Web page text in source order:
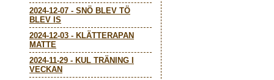
2024-12-07 - SNÖ BLEV TÖ
BLEV IS
2024-12-03 - KLÄTTERAPAN
MATTE
2024-11-29 - KUL TRÄNING I
VECKAN